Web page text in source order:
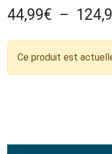
44,99€ –
Ce produit est